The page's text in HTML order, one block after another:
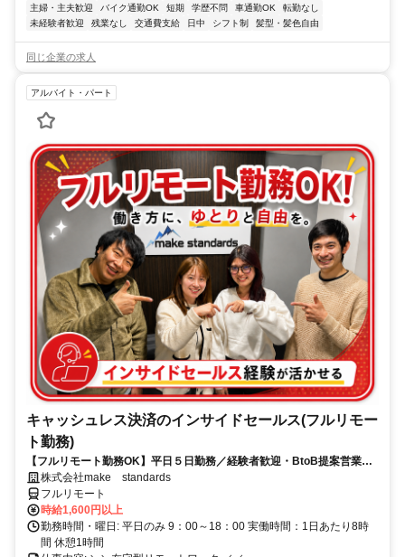
主婦・主夫歓迎 バイク通勤OK 短期 学歴不問 車通勤OK
転勤なし
未経験者歓迎
残業なし 交通費支給 日中 シフト制 髪型・髪色自由
同じ企業の求人
アルバイト・パート
キャッシュレス決済のインサイドセールス(フルリモー
ト勤務)
【フルリモート勤務OK】平日５日勤務／経験者歓迎・BtoB提案営業で
スキルアップ
株式会社make standards
フルリモート
時給1,600円以上
勤務時間・曜日: 平日のみ 9：00～18：00 実働時間：1日あたり8時
間 休憩1時間